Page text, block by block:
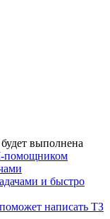
выполнена
помощником
и быстро
написать ТЗ